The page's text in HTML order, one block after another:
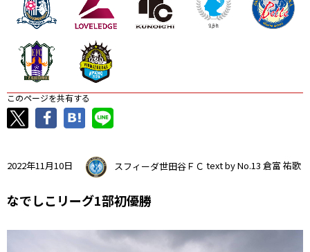
このページを共有する
2022年11月10日 スフィーダ世田谷ＦＣ text by No.13 倉富 祐歌
なでしこリーグ1部初優勝